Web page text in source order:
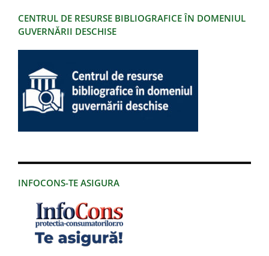
CENTRUL DE RESURSE BIBLIOGRAFICE ÎN DOMENIUL
GUVERNĂRII DESCHISE
INFOCONS-TE ASIGURA